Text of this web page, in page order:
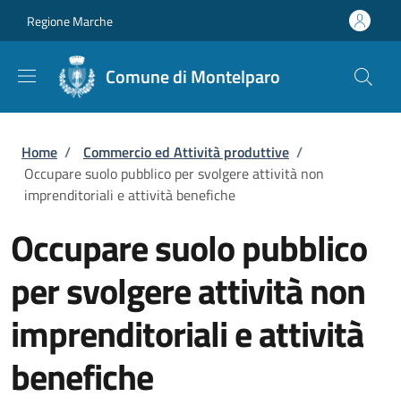
Regione Marche
Comune di Montelparo
Briciole di pane
Home / Commercio ed Attività produttive /
Occupare suolo pubblico per svolgere attività non
imprenditoriali e attività benefiche
Occupare suolo pubblico
per svolgere attività non
imprenditoriali e attività
benefiche